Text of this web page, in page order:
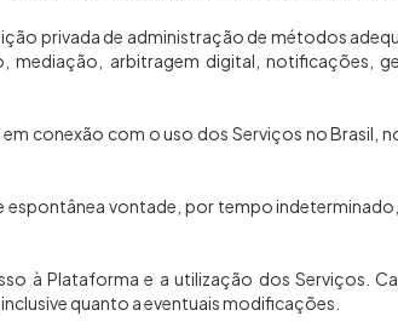
privada de administração de métodos
mediação, arbitragem digital, notificações,
conexão com o uso dos Serviços no Brasil,
vontade, por tempo
à Plataforma e a utilização dos Serviços.
quanto a eventuais modificações.